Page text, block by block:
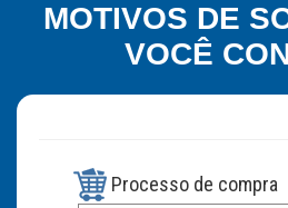
MOTIVOS DE
VOCÊ
Processo de compra